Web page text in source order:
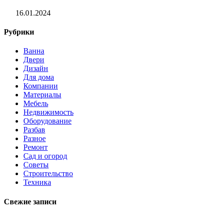
16.01.2024
Рубрики
Ванна
Двери
Дизайн
Для дома
Компании
Материалы
Мебель
Недвижимость
Оборудование
Разбав
Разное
Ремонт
Сад и огород
Советы
Строительство
Техника
Свежие записи